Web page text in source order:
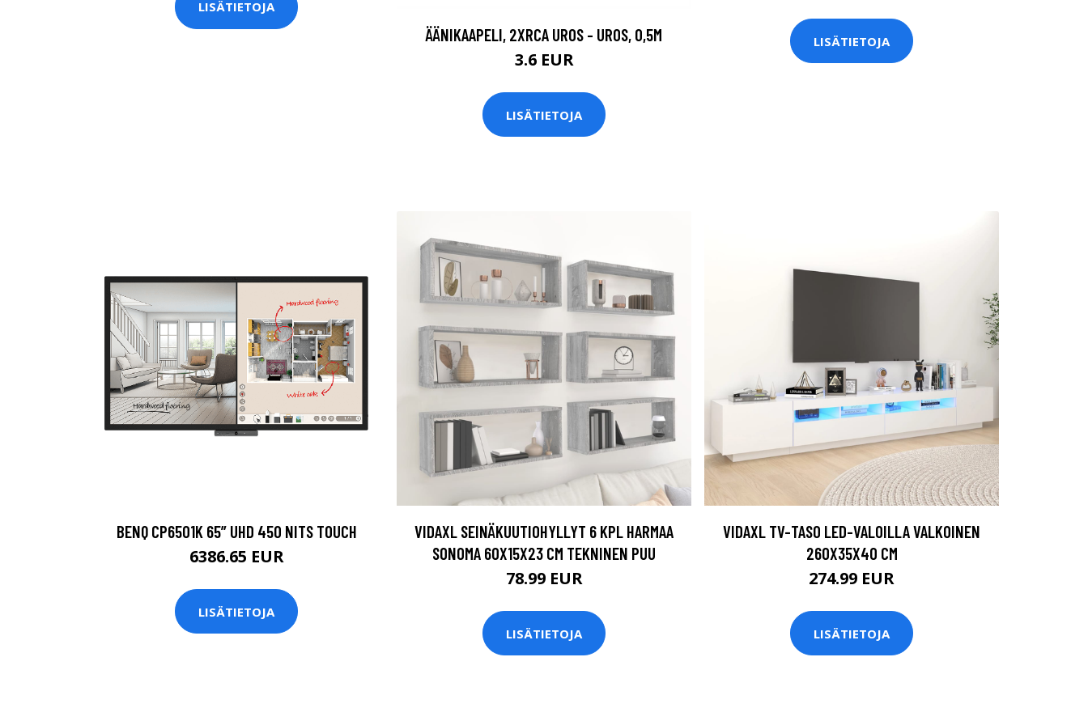
LISÄTIETOJA
ÄÄNIKAAPELI, 2XRCA UROS - UROS, 0,5M
3.6 EUR
LISÄTIETOJA
LISÄTIETOJA
BENQ CP6501K 65” UHD 450 NITS TOUCH
6386.65 EUR
LISÄTIETOJA
VIDAXL SEINÄKUUTIOHYLLYT 6 KPL HARMAA
SONOMA 60X15X23 CM TEKNINEN PUU
78.99 EUR
LISÄTIETOJA
VIDAXL TV-TASO LED-VALOILLA VALKOINEN
260X35X40 CM
274.99 EUR
LISÄTIETOJA